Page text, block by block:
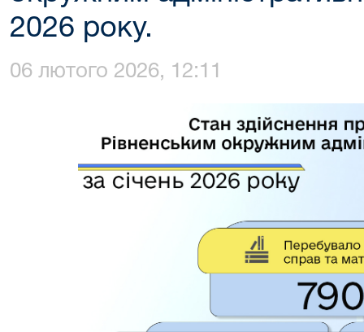
2026 року.
06 лютого 2026, 12:11